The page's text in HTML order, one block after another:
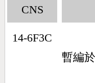
CNS
14-6F3C
暫編